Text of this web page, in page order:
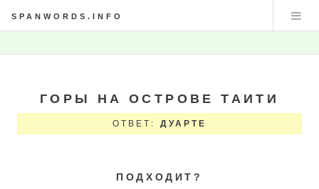
SPANWORDS.INFO
ГОРЫ НА ОСТРОВЕ ТАИТИ
ОТВЕТ: ДУАРТЕ
ПОДХОДИТ?